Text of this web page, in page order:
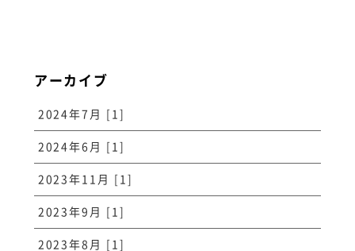
アーカイブ
2024年7月 [1]
2024年6月 [1]
2023年11月 [1]
2023年9月 [1]
2023年8月 [1]